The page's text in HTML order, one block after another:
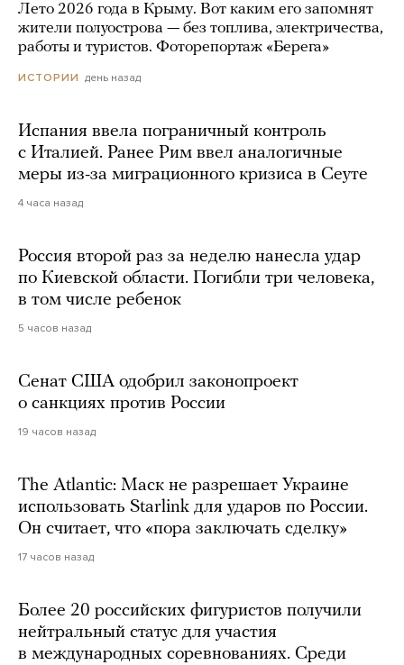
Лето 2026 года в Крыму. Вот каким его запомнят
жители полуострова — без топлива, электричества,
работы и туристов. Фоторепортаж «Берега»
ИСТОРИИ день назад
Испания ввела пограничный контроль
с Италией. Ранее Рим ввел аналогичные
меры из-за миграционного кризиса в Сеуте
4 часа назад
Россия второй раз за неделю нанесла удар
по Киевской области. Погибли три человека,
в том числе ребенок
5 часов назад
Сенат США одобрил законопроект
о санкциях против России
19 часов назад
The Atlantic: Маск не разрешает Украине
использовать Starlink для ударов по России.
Он считает, что «пора заключать сделку»
17 часов назад
Более 20 российских фигуристов получили
нейтральный статус для участия
в международных соревнованиях. Среди